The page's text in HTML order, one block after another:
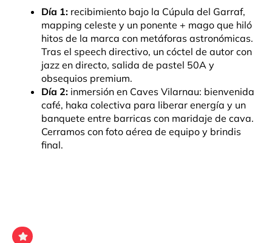
Día 1: recibimiento bajo la Cúpula del Garraf,
mapping celeste y un ponente + mago que hiló
hitos de la marca con metáforas astronómicas.
Tras el speech directivo, un cóctel de autor con
jazz en directo, salida de pastel 50A y
obsequios premium.
Día 2: inmersión en Caves Vilarnau: bienvenida
café, haka colectiva para liberar energía y un
banquete entre barricas con maridaje de cava.
Cerramos con foto aérea de equipo y brindis
final.